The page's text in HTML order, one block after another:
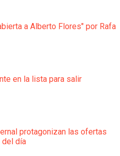
a Alberto Flores" por Rafa
en la lista para salir
protagonizan las ofertas
del día